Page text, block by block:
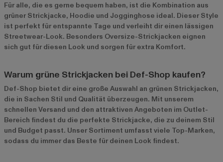
Für alle, die es gerne bequem haben, ist die Kombination aus
grüner Strickjacke, Hoodie und Jogginghose ideal. Dieser Style
ist perfekt für entspannte Tage und verleiht dir einen lässigen
Streetwear-Look. Besonders Oversize-Strickjacken eignen
sich gut für diesen Look und sorgen für extra Komfort.
Warum grüne Strickjacken bei Def-Shop kaufen?
Def-Shop bietet dir eine große Auswahl an grünen Strickjacken,
die in Sachen Stil und Qualität überzeugen. Mit unserem
schnellen Versand und den attraktiven Angeboten im Outlet-
Bereich findest du die perfekte Strickjacke, die zu deinem Stil
und Budget passt. Unser Sortiment umfasst viele Top-Marken,
sodass du immer das Beste für deinen Look findest.